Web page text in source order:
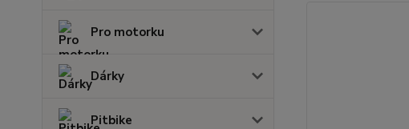
Pro motorku
Dárky
Pitbike